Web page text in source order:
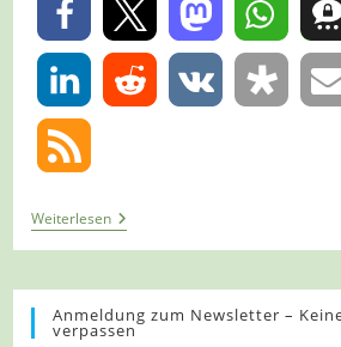
0
WeiterlesenTour
1230
–
Mergentheim
–
Zur
Anmeldung zum Newsletter –
verpassen